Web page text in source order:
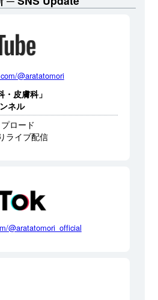
@aratatomori
皮膚科」
ネル
ロード
ライブ配信
@aratatomori_official